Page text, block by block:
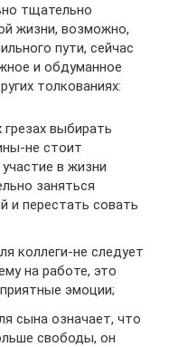
тщательно
жизни, возможно,
пути, сейчас
и обдуманное
толкованиях:
выбирать
не стоит
в жизни
заняться
и перестать совать
коллеги-не следует
на работе, это
эмоции;
сына означает, что
свободы, он